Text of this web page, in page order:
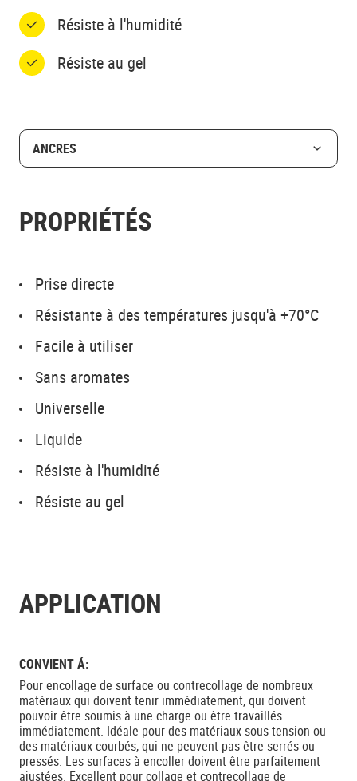
Résiste à l'humidité
Résiste au gel
ANCRES
PROPRIÉTÉS
Prise directe
Résistante à des températures jusqu'à +70°C
Facile à utiliser
Sans aromates
Universelle
Liquide
Résiste à l'humidité
Résiste au gel
APPLICATION
CONVIENT Á:
Pour encollage de surface ou contrecollage de nombreux
matériaux qui doivent tenir immédiatement, qui doivent
pouvoir être soumis à une charge ou être travaillés
immédiatement. Idéale pour des matériaux sous tension ou
des matériaux courbés, qui ne peuvent pas être serrés ou
pressés. Les surfaces à encoller doivent être parfaitement
ajustées. Excellent pour collage et contrecollage de